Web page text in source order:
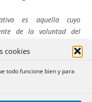
cookies
todo funcione bien y para
es aquella cuyo
de la voluntad del
obligación (ex, art. 1.115